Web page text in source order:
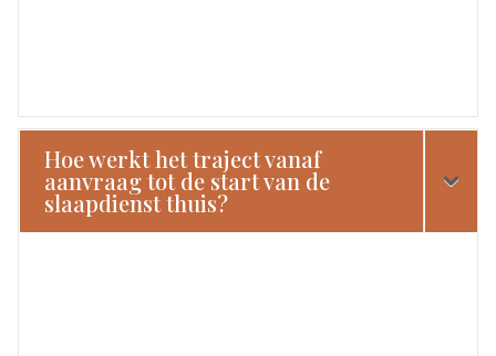
Hoe werkt het traject vanaf
aanvraag tot de start van de
slaapdienst thuis?